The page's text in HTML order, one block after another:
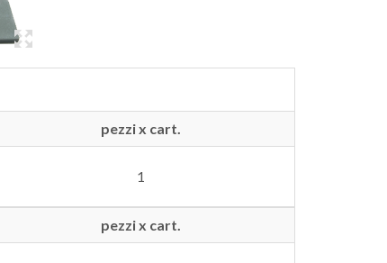
pezzi x cart.
1
pezzi x cart.